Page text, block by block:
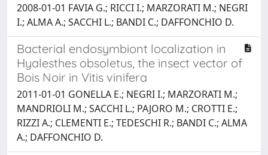
2008-01-01 FAVIA G.; RICCI I.; MARZORATI M.; NEGRI
I.; ALMA A.; SACCHI L.; BANDI C.; DAFFONCHIO D.
Bacterial endosymbiont localization in
Hyalesthes obsoletus, the insect vector of
Bois Noir in Vitis vinifera
2011-01-01 GONELLA E.; NEGRI I.; MARZORATI M.;
MANDRIOLI M.; SACCHI L.; PAJORO M.; CROTTI E.;
RIZZI A.; CLEMENTI E.; TEDESCHI R.; BANDI C.; ALMA
A.; DAFFONCHIO D.